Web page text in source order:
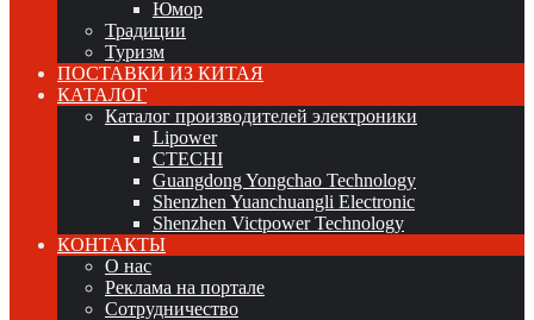
Юмор
Традиции
Туризм
ПОСТАВКИ ИЗ КИТАЯ
КАТАЛОГ
Каталог производителей электроники
Lipower
CTECHI
Guangdong Yongchao Technology
Shenzhen Yuanchuangli Electronic
Shenzhen Victpower Technology
КОНТАКТЫ
О нас
Реклама на портале
Сотрудничество